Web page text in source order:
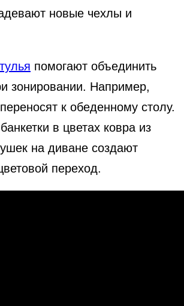
новые чехлы и
помогают объединить
зонировании. Например,
к обеденному столу.
в цветах ковра из
на диване создают
переход.